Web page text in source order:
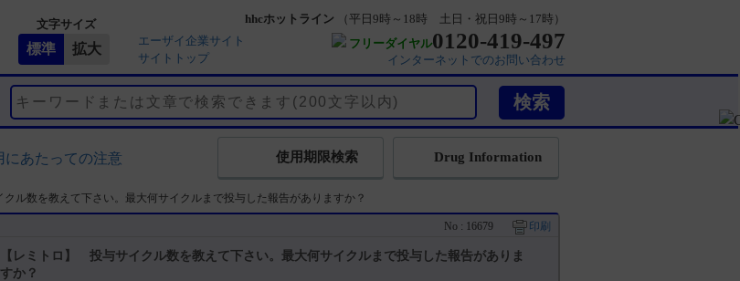
文字サイズ
エーザイ企業サイト
サイトトップ
hhcホットライン
（平日9時～18時 土日・祝日9時～17時）
フリーダイヤル0120-419-497
インターネットでのお問い合わせ
にあたっての注意 Drug Information
使用期限検索
ル数を教えて下さい。最大何サイクルまで投与した報告がありますか？
No : 16679 印刷
【レミトロ】 投与サイクル数を教えて下さい。最大何サイクルまで投与した報告がありま
すか？